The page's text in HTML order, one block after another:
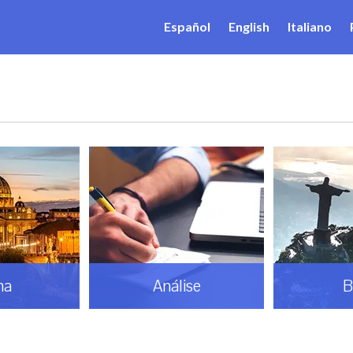
Español English Italiano
Análise